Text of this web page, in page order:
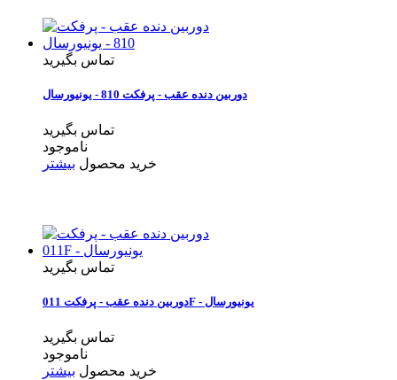
تماس بگیرید
دوربین دنده عقب - پرفکت 810 - یونیورسال
تماس بگیرید
ناموجود
خرید محصول بیشتر
تماس بگیرید
دوربین دنده عقب - پرفکت 011F - یونیورسال
تماس بگیرید
ناموجود
خرید محصول بیشتر